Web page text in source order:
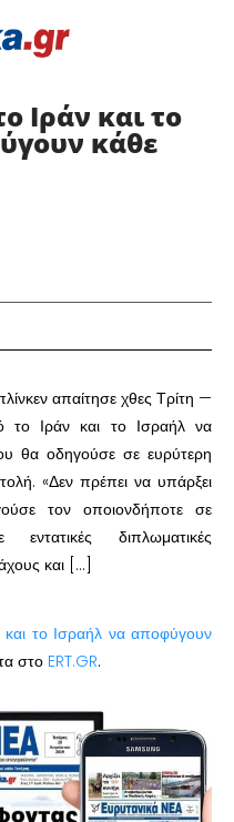
Ιράν και το
κάθε
απαίτησε χθες Τρίτη —
Ιράν και το Ισραήλ να
θα οδηγούσε σε ευρύτερη
«Δεν πρέπει να υπάρξει
τον οποιονδήποτε σε
διπλωματικές
και […]
το Ισραήλ να αποφύγουν
στο ERT.GR.